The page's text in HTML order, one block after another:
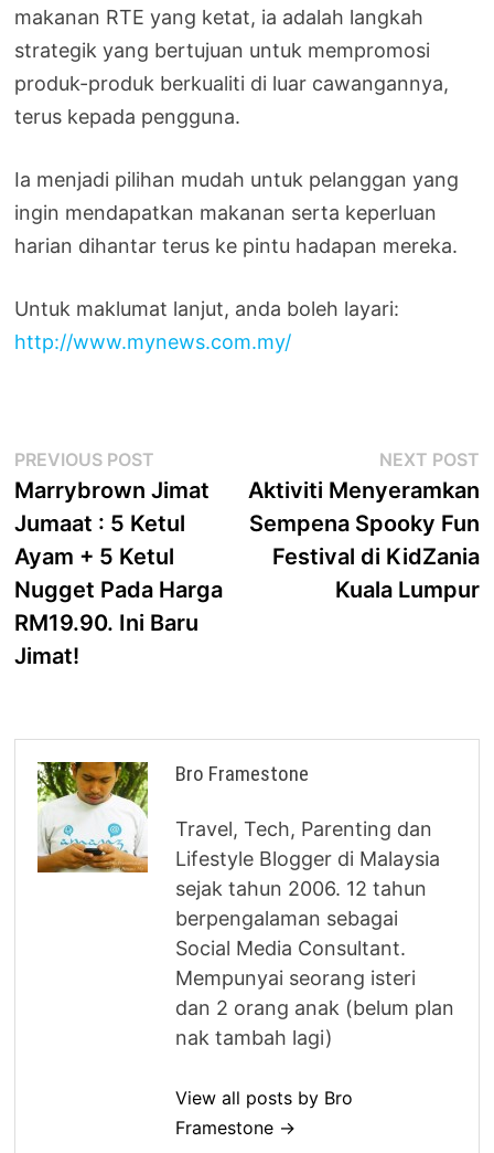
makanan RTE yang ketat, ia adalah langkah
strategik yang bertujuan untuk mempromosi
produk-produk berkualiti di luar cawangannya,
terus kepada pengguna.
Ia menjadi pilihan mudah untuk pelanggan yang
ingin mendapatkan makanan serta keperluan
harian dihantar terus ke pintu hadapan mereka.
Untuk maklumat lanjut, anda boleh layari:
http://www.mynews.com.my/
Post
navigation
PREVIOUS POST
post:
Marrybrown Jimat
Jumaat : 5 Ketul
Ayam + 5 Ketul
Nugget Pada Harga
RM19.90. Ini Baru
Jimat!
NEXT POST
Aktiviti Menyeramkan
Sempena Spooky Fun
Festival di KidZania
Kuala Lumpur
Bro Framestone
Travel, Tech, Parenting dan
Lifestyle Blogger di Malaysia
sejak tahun 2006. 12 tahun
berpengalaman sebagai
Social Media Consultant.
Mempunyai seorang isteri
dan 2 orang anak (belum plan
nak tambah lagi)
View all posts by Bro
Framestone →